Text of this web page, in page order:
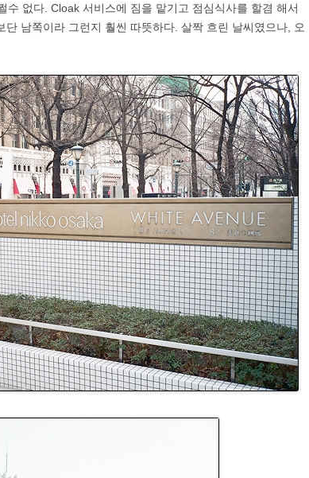
수 없다. Cloak 서비스에 짐을 맡기고 점심식사를 할겸 해서
남쪽이라 그런지 훨씬 따뜻하다. 살짝 흐린 날씨였으나, 오